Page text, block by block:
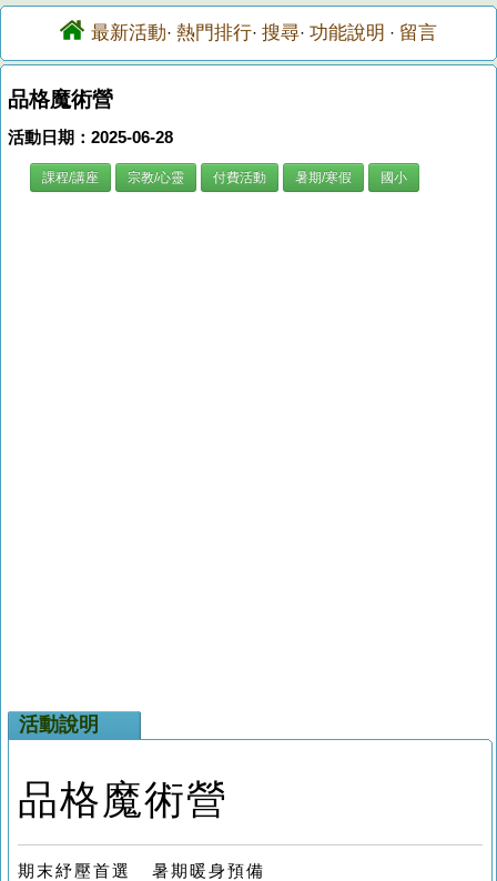
最新活動· 熱門排行· 搜尋· 功能說明 · 留言
品格魔術營
活動日期：2025-06-28
課程/講座 宗教/心靈 付費活動 暑期/寒假 國小
活動說明
品格魔術營
期末紓壓首選 暑期暖身預備